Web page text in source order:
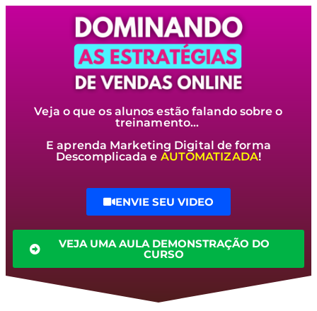
Veja o que os alunos estão falando sobre o
treinamento…
E aprenda Marketing Digital de forma
Descomplicada e AUTOMATIZADA!
ENVIE SEU VIDEO
VEJA UMA AULA DEMONSTRAÇÃO DO
CURSO